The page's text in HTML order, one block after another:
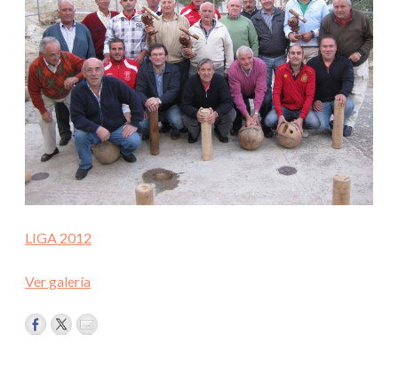
LIGA 2012
Ver galería